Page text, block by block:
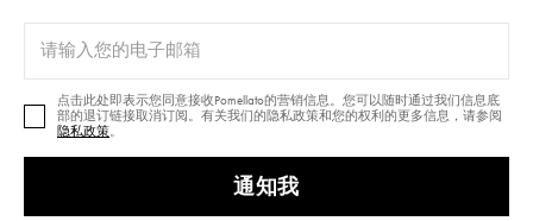
点击此处即表示您同意接收Pomellato的营销信息。您可以随时通过我们信息底
部的退订链接取消订阅。有关我们的隐私政策和您的权利的更多信息，请参阅
隐私政策。
通知我